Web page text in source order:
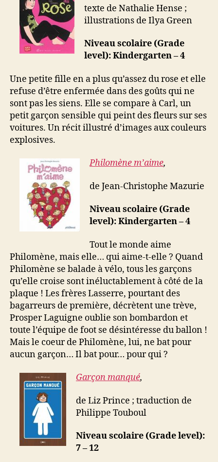
texte de Nathalie Hense ;
illustrations de Ilya Green
Niveau scolaire (Grade
level): Kindergarten – 4
Une petite fille en a plus qu’assez du rose et elle
refuse d’être enfermée dans des goûts qui ne
sont pas les siens. Elle se compare à Carl, un
petit garçon sensible qui peint des fleurs sur ses
voitures. Un récit illustré d’images aux couleurs
explosives.
Philomène m’aime,
de Jean-Christophe Mazurie
Niveau scolaire (Grade
level): Kindergarten – 4
Tout le monde aime
Philomène, mais elle… qui aime-t-elle ? Quand
Philomène se balade à vélo, tous les garçons
qu’elle croise sont inéluctablement à côté de la
plaque ! Les frères Lasserre, pourtant des
bagarreurs de première, décrètent une trève,
Prosper Laguigne oublie son bombardon et
toute l’équipe de foot se désintéresse du ballon !
Mais le coeur de Philomène, lui, ne bat pour
aucun garçon… Il bat pour… pour qui ?
Garçon manqué,
de Liz Prince ; traduction de
Philippe Touboul
Niveau scolaire (Grade level):
7 – 12